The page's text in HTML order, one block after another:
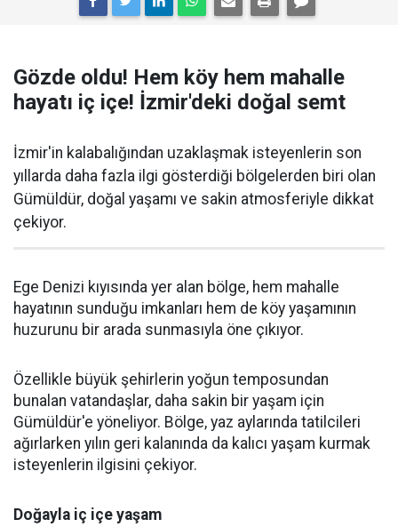
Gözde oldu! Hem köy hem mahalle
hayatı iç içe! İzmir'deki doğal semt
İzmir'in kalabalığından uzaklaşmak isteyenlerin son
yıllarda daha fazla ilgi gösterdiği bölgelerden biri olan
Gümüldür, doğal yaşamı ve sakin atmosferiyle dikkat
çekiyor.
Ege Denizi kıyısında yer alan bölge, hem mahalle
hayatının sunduğu imkanları hem de köy yaşamının
huzurunu bir arada sunmasıyla öne çıkıyor.
Özellikle büyük şehirlerin yoğun temposundan
bunalan vatandaşlar, daha sakin bir yaşam için
Gümüldür'e yöneliyor. Bölge, yaz aylarında tatilcileri
ağırlarken yılın geri kalanında da kalıcı yaşam kurmak
isteyenlerin ilgisini çekiyor.
Doğayla iç içe yaşam